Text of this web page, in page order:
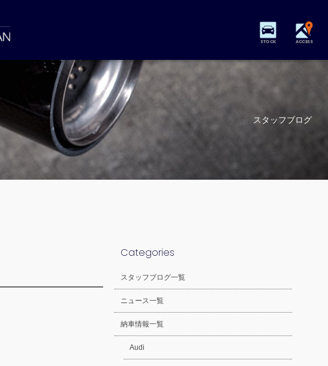
STOCK ACCESS
スタッフブログ
Categories
スタッフブログ一覧
ニュース一覧
納車情報一覧
Audi